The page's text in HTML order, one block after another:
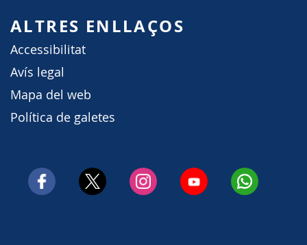
ALTRES ENLLAÇOS
Accessibilitat
Avís legal
Mapa del web
Política de galetes